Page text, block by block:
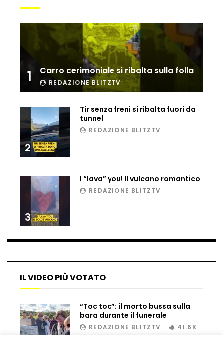
Lucifer è la Harley-Davison “Best in the
show”
Diogo Jota, le immagini girate a pochi
minuti dall’incidente
L’appello di Pep Guardiola per Gaza: “I
prossimi bambini a morire potrebbero
essere i nostri”
Roland Garros, incontro tra campioni:
Napoli, fuochi d’artificio davanti
all’hotel del Cagliari per disturbare il
sonno dei giocatori
1 Carro cerimoniale si ribalta sulla folla
REDAZIONE BLITZTV
2
Tir senza freni si ribalta fuori da
tunnel
REDAZIONE BLITZTV
3
I “lava” you! Il vulcano romantico
REDAZIONE BLITZTV
IL VIDEO PIÙ VOTATO
“Toc toc”: il morto bussa sulla
bara durante il funerale
REDAZIONE BLITZTV 41.6K